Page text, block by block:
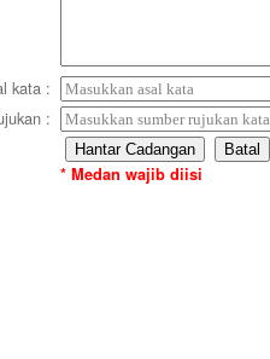
kata :
:
* Medan wajib diisi